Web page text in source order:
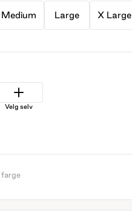
Medium Large X Large
Velg selv